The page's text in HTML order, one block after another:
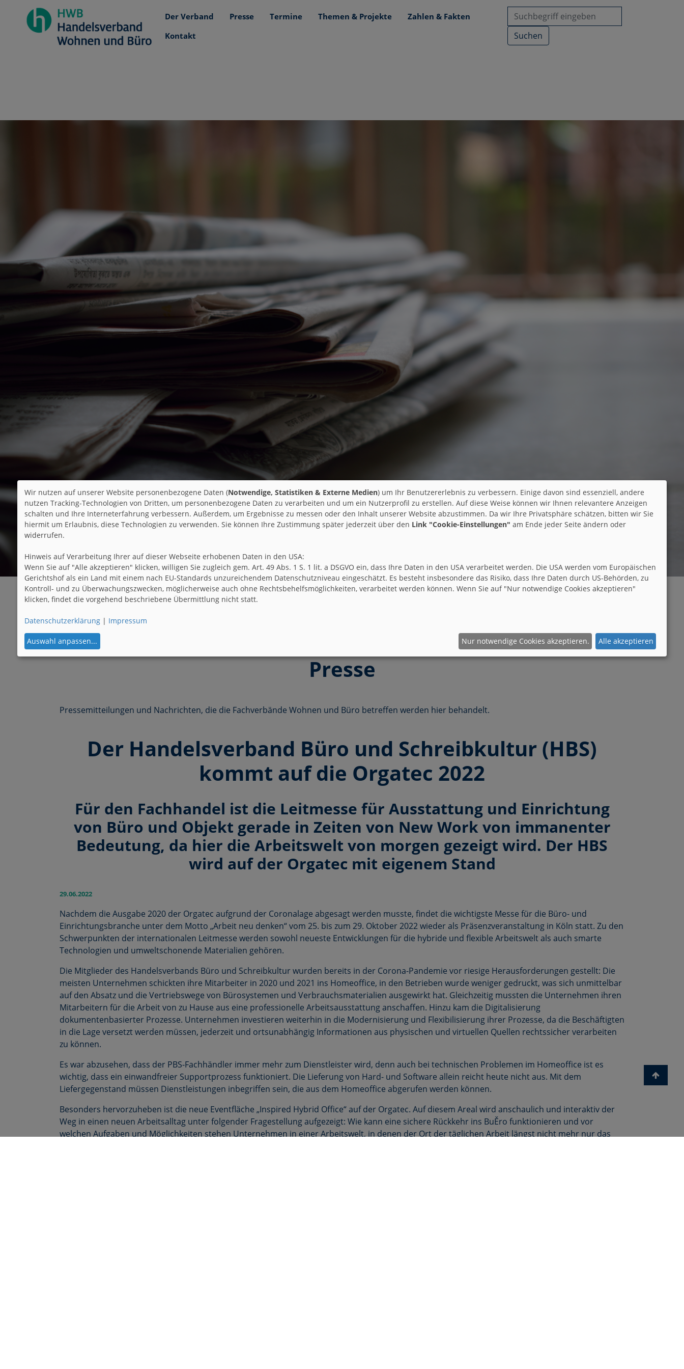
Der Verband Presse Termine Themen & Projekte
Zahlen & Fakten
Kontakt
Suchen
Presse
Pressemitteilungen und Nachrichten, die die Fachverbände Wohnen und Büro betreffen werden hier behandelt.
Der Handelsverband Büro und Schreibkultur (HBS)
kommt auf die Orgatec 2022
Für den Fachhandel ist die Leitmesse für Ausstattung und Einrichtung
von Büro und Objekt gerade in Zeiten von New Work von immanenter
Bedeutung, da hier die Arbeitswelt von morgen gezeigt wird. Der HBS
wird auf der Orgatec mit eigenem Stand
29.06.2022
Nachdem die Ausgabe 2020 der Orgatec aufgrund der Coronalage abgesagt werden musste, findet die wichtigste Messe für die Büro- und
Einrichtungsbranche unter dem Motto „Arbeit neu denken“ vom 25. bis zum 29. Oktober 2022 wieder als Präsenzveranstaltung in Köln statt. Zu den
Schwerpunkten der internationalen Leitmesse werden sowohl neueste Entwicklungen für die hybride und flexible Arbeitswelt als auch smarte
Technologien und umweltschonende Materialien gehören.
Die Mitglieder des Handelsverbands Büro und Schreibkultur wurden bereits in der Corona-Pandemie vor riesige Herausforderungen gestellt: Die
meisten Unternehmen schickten ihre Mitarbeiter in 2020 und 2021 ins Homeoffice, in den Betrieben wurde weniger gedruckt, was sich unmittelbar
auf den Absatz und die Vertriebswege von Bürosystemen und Verbrauchsmaterialien ausgewirkt hat. Gleichzeitig mussten die Unternehmen ihren
Mitarbeitern für die Arbeit von zu Hause aus eine professionelle Arbeitsausstattung anschaffen. Hinzu kam die Digitalisierung
dokumentenbasierter Prozesse. Unternehmen investieren weiterhin in die Modernisierung und Flexibilisierung ihrer Prozesse, da die Beschäftigten
in die Lage versetzt werden müssen, jederzeit und ortsunabhängig Informationen aus physischen und virtuellen Quellen rechtssicher verarbeiten
zu können.
Es war abzusehen, dass der PBS-Fachhändler immer mehr zum Dienstleister wird, denn auch bei technischen Problemen im Homeoffice ist es
wichtig, dass ein einwandfreier Supportprozess funktioniert. Die Lieferung von Hard- und Software allein reicht heute nicht aus. Mit dem
Liefergegenstand müssen Dienstleistungen inbegriffen sein, die aus dem Homeoffice abgerufen werden können.
Besonders hervorzuheben ist die neue Eventfläche „Inspired Hybrid Office“ auf der Orgatec. Auf diesem Areal wird anschaulich und interaktiv der
Weg in einen neuen Arbeitsalltag unter folgender Fragestellung aufgezeigt: Wie kann eine sichere Rückkehr ins BuĚro funktionieren und vor
welchen Aufgaben und Möglichkeiten stehen Unternehmen in einer Arbeitswelt, in denen der Ort der täglichen Arbeit längst nicht mehr nur das
Wir nutzen auf unserer Website personenbezogene Daten (Notwendige, Statistiken & Externe Medien) um Ihr Benutzererlebnis zu verbessern. Einige davon sind essenziell, andere
nutzen Tracking-Technologien von Dritten, um personenbezogene Daten zu verarbeiten und um ein Nutzerprofil zu erstellen. Auf diese Weise können wir Ihnen relevantere Anzeigen
schalten und Ihre Interneterfahrung verbessern. Außerdem, um Ergebnisse zu messen oder den Inhalt unserer Website abzustimmen. Da wir Ihre Privatsphäre schätzen, bitten wir Sie
hiermit um Erlaubnis, diese Technologien zu verwenden. Sie können Ihre Zustimmung später jederzeit über den Link "Cookie-Einstellungen" am Ende jeder Seite ändern oder
widerrufen.
Hinweis auf Verarbeitung Ihrer auf dieser Webseite erhobenen Daten in den USA:
Wenn Sie auf "Alle akzeptieren" klicken, willigen Sie zugleich gem. Art. 49 Abs. 1 S. 1 lit. a DSGVO ein, dass Ihre Daten in den USA verarbeitet werden. Die USA werden vom Europäischen
Gerichtshof als ein Land mit einem nach EU-Standards unzureichendem Datenschutzniveau eingeschätzt. Es besteht insbesondere das Risiko, dass Ihre Daten durch US-Behörden, zu
Kontroll- und zu Überwachungszwecken, möglicherweise auch ohne Rechtsbehelfsmöglichkeiten, verarbeitet werden können. Wenn Sie auf "Nur notwendige Cookies akzeptieren"
klicken, findet die vorgehend beschriebene Übermittlung nicht statt.
Datenschutzerklärung| Impressum
Auswahl anpassen... Nur notwendige Cookies akzeptieren. Alle akzeptieren